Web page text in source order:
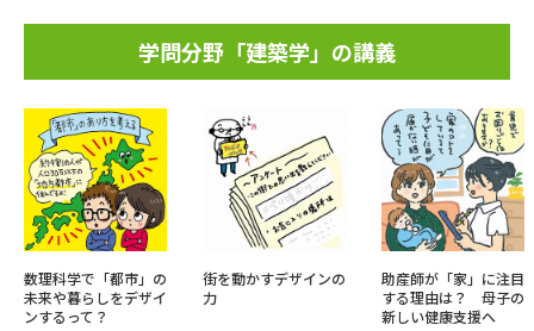
学問分野「建築学」の講義
数理科学で「都市」の
未来や暮らしをデザイ
ンするって？
街を動かすデザインの
力
助産師が「家」に注目
する理由は？ 母子の
新しい健康支援へ